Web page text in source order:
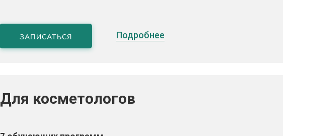
ЗАПИСАТЬСЯ Подробнее
Для косметологов